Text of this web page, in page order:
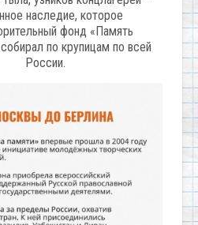
наследие, которое
фонд «Память
по крупицам по всей
России.